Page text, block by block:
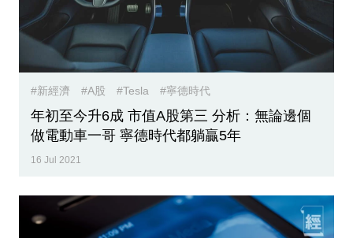
#新經濟 #A股 #Tesla #寧德時代
年初至今升6成 市值A股第三 分析：無論邊個
做電動車一哥 寧德時代都躺贏5年
16 Jul 2021